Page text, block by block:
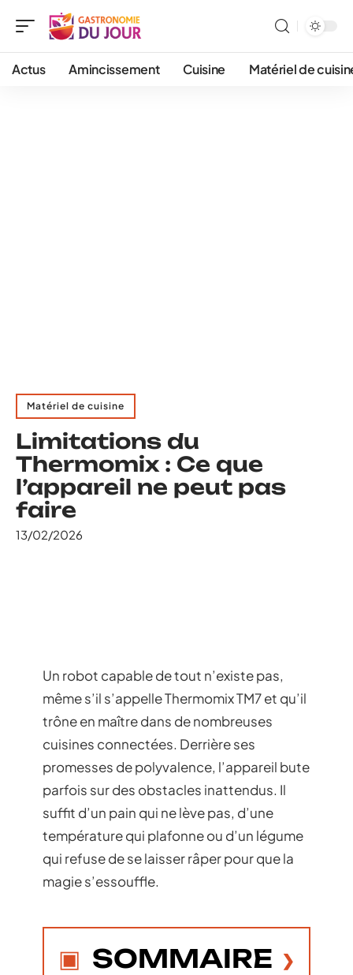
Actus Amincissement Cuisine Matériel de
Matériel de cuisine
Limitations du
Thermomix : Ce que
l’appareil ne peut pas
faire
13/02/2026
Un robot capable de tout n’existe pas,
même s’il s’appelle Thermomix TM7 et qu’il
trône en maître dans de nombreuses
cuisines connectées. Derrière ses
promesses de polyvalence, l’appareil bute
parfois sur des obstacles inattendus. Il
suffit d’un pain qui ne lève pas, d’une
température qui plafonne ou d’un légume
qui refuse de se laisser râper pour que la
magie s’essouffle.
SOMMAIRE